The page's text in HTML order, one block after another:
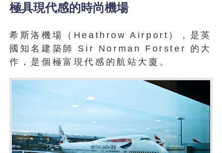
極具現代感的時尚機場
希斯洛機場（Heathrow Airport），是英
國知名建築師 Sir Norman Forster 的大
作，是個極富現代感的航站大廈。